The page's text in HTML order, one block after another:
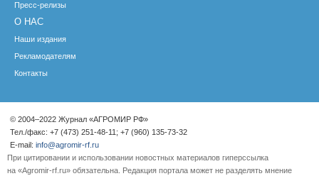
Пресс-релизы
О НАС
Наши издания
Рекламодателям
Контакты
© 2004–2022 Журнал «АГРОМИР РФ»
Тел./факс: +7 (473) 251-48-11; +7 (960) 135-73-32
E-mail: info@agromir-rf.ru
При цитировании и использовании новостных материалов гиперссылка
на «Agromir-rf.ru» обязательна. Редакция портала может не разделять мнение